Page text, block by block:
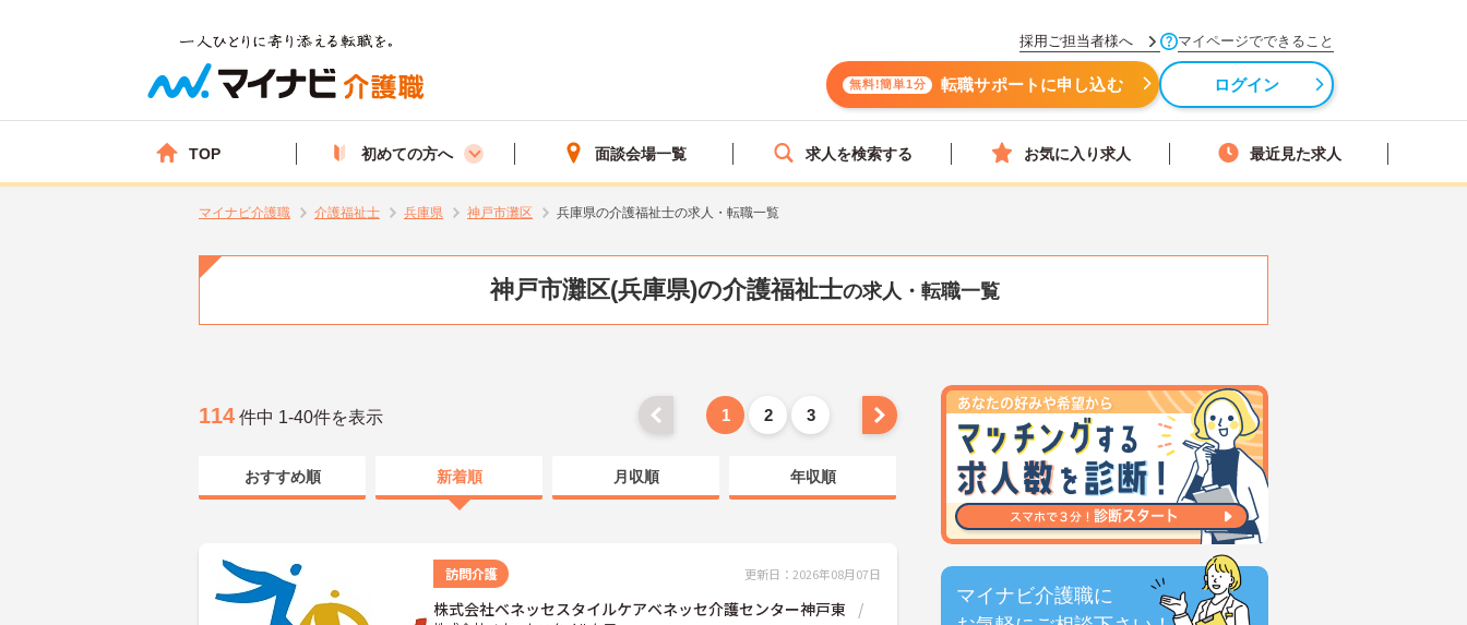
採用ご担当者様へ マイページでできること
無料!簡単1分 転職サポートに申し込む ログイン
TOP 初めての方へ 面談会場一覧 求人を検索する お気に入り求人 最近見た求人
マイナビ介護職 介護福祉士 兵庫県 神戸市灘区 兵庫県の介護福祉士の求人・転職一覧
神戸市灘区(兵庫県)の介護福祉士の求人・転職一覧
マイナビ介護職に
114 件中 1-40件を表示 1 2 3
おすすめ順 新着順 月収順 年収順
訪問介護 更新日：2026年08月07日
株式会社ベネッセスタイルケアベネッセ介護センター神戸東